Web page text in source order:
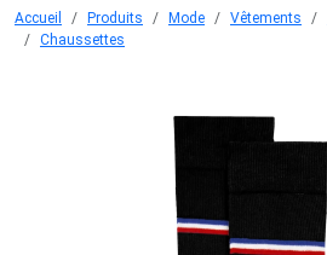
Accueil Produits Mode Vêtements
Chaussettes